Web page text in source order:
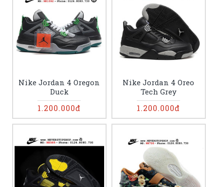
Nike Jordan 4 Oregon
Duck
1.200.000đ
Nike Jordan 4 Oreo
Tech Grey
1.200.000đ